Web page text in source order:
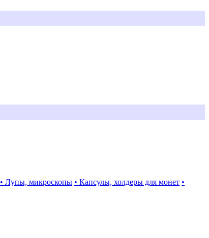
• Лупы, микроскопы • Капсулы, холдеры для монет •